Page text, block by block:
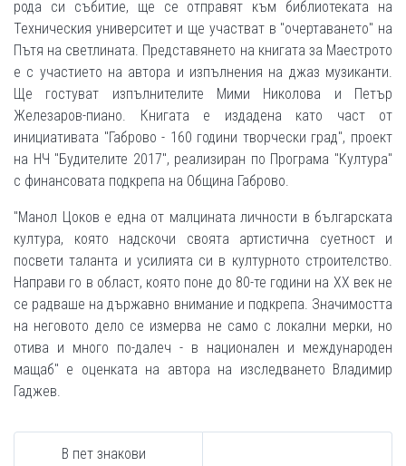
рода си събитие, ще се отправят към библиотеката на
Техническия университет и ще участват в "очертаването" на
Пътя на светлината. Представянето на книгата за Маестрото
е с участието на автора и изпълнения на джаз музиканти.
Ще гостуват изпълнителите Мими Николова и Петър
Железаров-пиано. Книгата е издадена като част от
инициативата "Габрово - 160 години творчески град", проект
на НЧ "Будителите 2017", реализиран по Програма "Култура"
с финансовата подкрепа на Община Габрово.
"Манол Цоков е една от малцината личности в българската
култура, която надскочи своята артистична суетност и
посвети таланта и усилията си в културното строителство.
Направи го в област, която поне до 80-те години на XX век не
се радваше на държавно внимание и подкрепа. Значимостта
на неговото дело се измерва не само с локални мерки, но
отива и много по-далеч - в национален и международен
мащаб" е оценката на автора на изследването Владимир
Гаджев.
В пет знакови